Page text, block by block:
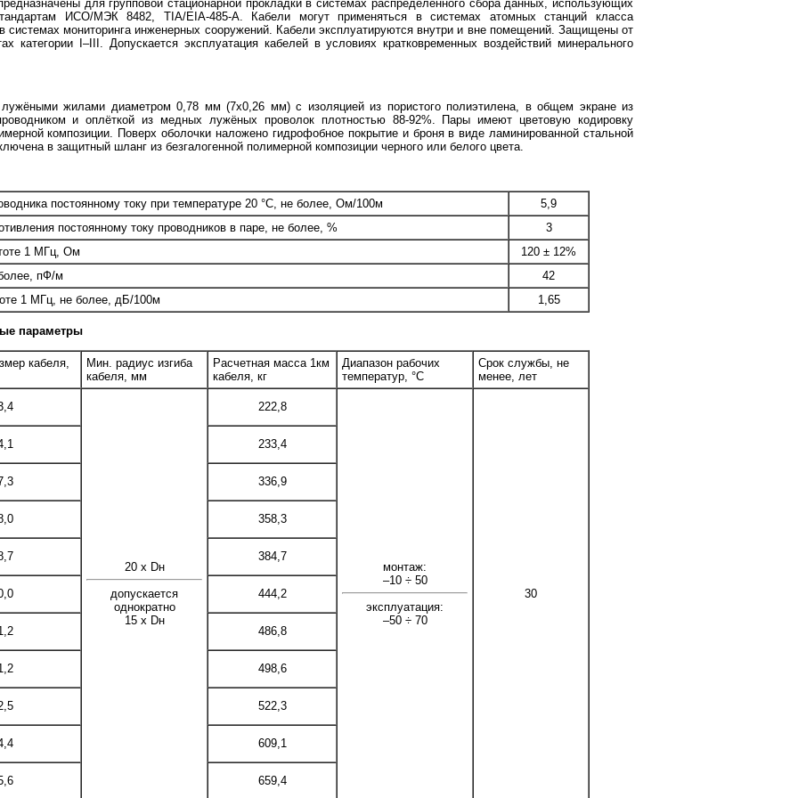
для групповой стационарной прокладки в системах распределённого сбора данных, использующих
ИСО/МЭК 8482, TIA/EIA-485-A. Кабели могут применяться в системах атомных станций класса
системах мониторинга инженерных сооружений. Кабели эксплуатируются внутри и вне помещений. Защищены от
категории I–III. Допускается эксплуатация кабелей в условиях кратковременных воздействий минерального
жилами диаметром 0,78 мм (7x0,26 мм) с изоляцией из пористого полиэтилена, в общем экране из
и оплёткой из медных лужёных проволок плотностью 88-92%. Пары имеют цветовую кодировку
композиции. Поверх оболочки наложено гидрофобное покрытие и броня в виде ламинированной стальной
в защитный шланг из безгалогенной полимерной композиции черного или белого цвета.
постоянному току при температуре 20 °C, не более, Ом/100м
5,9
постоянному току проводников в паре, не более, %
3
1 МГц, Ом
120 ± 12%
пФ/м
42
1 МГц, не более, дБ/100м
1,65
параметры
кабеля,
Мин. радиус изгиба
кабеля, мм
Расчетная масса 1км
кабеля, кг
Диапазон рабочих
температур, °С
Срок службы, не
менее, лет
20 x Dн
допускается
однократно
15 x Dн
222,8
монтаж:
–10 ÷ 50
эксплуатация:
–50 ÷ 70
30
233,4
336,9
358,3
384,7
444,2
486,8
498,6
522,3
609,1
659,4